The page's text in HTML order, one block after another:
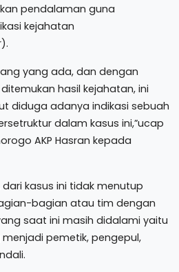
pendalaman guna
kejahatan
yang ada, dan dengan
hasil kejahatan, ini
diduga adanya indikasi sebuah
dalam kasus ini,”ucap
AKP Hasran kepada
kasus ini tidak menutup
bagian atau tim dengan
saat ini masih didalami yaitu
pemetik, pengepul,